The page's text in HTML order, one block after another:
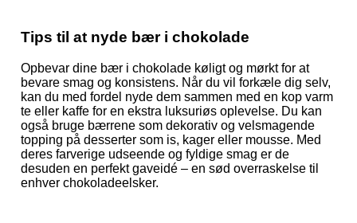
Tips til at nyde bær i chokolade
Opbevar dine bær i chokolade køligt og mørkt for at
bevare smag og konsistens. Når du vil forkæle dig selv,
kan du med fordel nyde dem sammen med en kop varm
te eller kaffe for en ekstra luksuriøs oplevelse. Du kan
også bruge bærrene som dekorativ og velsmagende
topping på desserter som is, kager eller mousse. Med
deres farverige udseende og fyldige smag er de
desuden en perfekt gaveidé – en sød overraskelse til
enhver chokoladeelsker.